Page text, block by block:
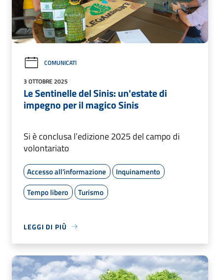
COMUNICATI
3 OTTOBRE 2025
Le Sentinelle del Sinis: un'estate di
impegno per il magico Sinis
Si è conclusa l’edizione 2025 del campo di
volontariato
Accesso all'informazione
Inquinamento
Tempo libero
Turismo
LEGGI DI PIÙ